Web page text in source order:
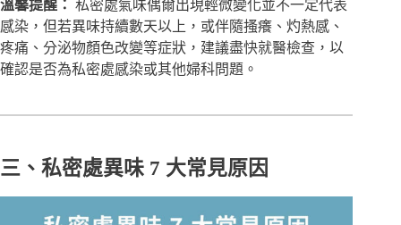
溫馨提醒： 私密處氣味偶爾出現輕微變化並不一定代表
感染，但若異味持續數天以上，或伴隨搔癢、灼熱感、
疼痛、分泌物顏色改變等症狀，建議盡快就醫檢查，以
確認是否為私密處感染或其他婦科問題。
三、私密處異味 7 大常見原因